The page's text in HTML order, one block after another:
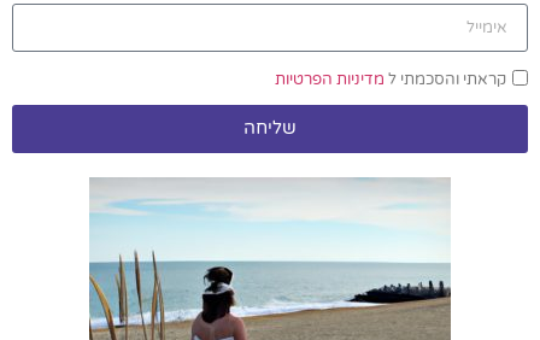
קראתי והסכמתי ל מדיניות הפרטיות
שליחה